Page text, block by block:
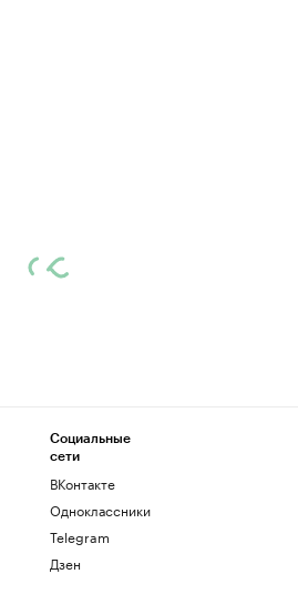
Социальные
сети
ВКонтакте
Одноклассники
Telegram
Дзен